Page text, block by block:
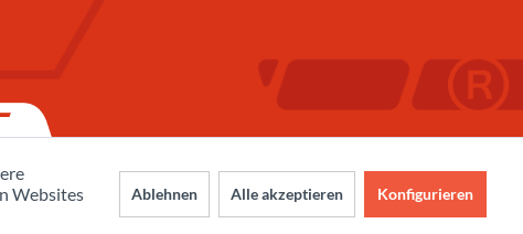
Websites
Ablehnen Alle akzeptieren Konfigurieren